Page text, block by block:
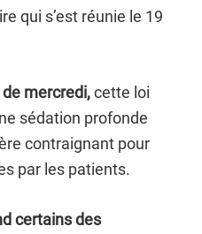
qui s’est réunie le 19
mercredi,cette loi
sédation profonde
contraignant pour
par les patients.
certains des